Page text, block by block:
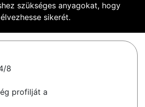
szükséges anyagokat, hogy
élvezhesse sikerét.
8
profilját a